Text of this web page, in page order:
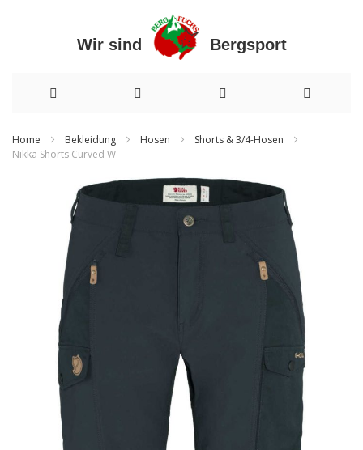
Wir sind Bergsport
zum
Home Bekleidung Hosen
Shorts & 3/4-Hosen
Nikka Shorts Curved W
Bildergalerie